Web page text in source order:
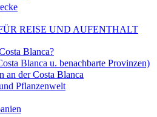
REISE UND AUFENTHALT
Blanca?
Blanca u. benachbarte Provinzen)
der Costa Blanca
Pflanzenwelt